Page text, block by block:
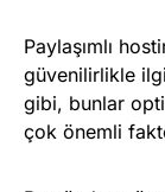
Paylaşımlı
güvenilirlikle
gibi, bunlar
çok önemli